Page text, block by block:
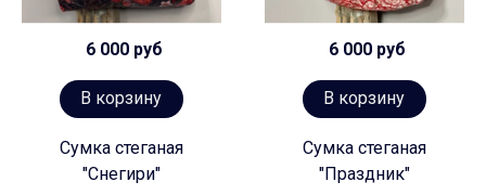
6 000 руб
В корзину
Сумка стеганая
"Снегири"
6 000 руб
В корзину
Сумка стеганая
"Праздник"